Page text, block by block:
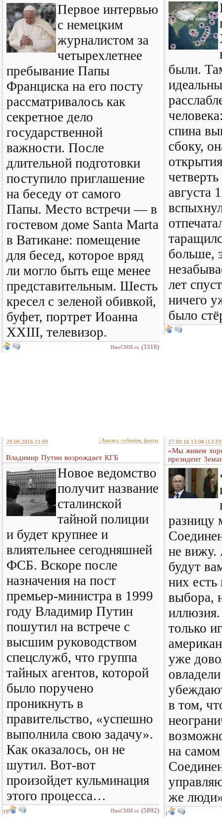
Первое интервью
с немецким
журналистом за
четырехлетнее
пребывание Папы
Франциска на его посту
рассматривалось как
секретное дело
государственной
важности. После
длительной подготовки
поступило приглашение
на беседу от самого
Папы. Место встречи — в
гостевом доме Santa Marta
в Ватикане: помещение
для бесед, которое вряд
ли могло быть еще менее
представительным. Шесть
кресел с зеленой обивкой,
буфет, портрет Иоанна
XXIII, телевизор.
ИноСМИ.ru (3318)
были.
спина
сбоку,
августа
больше,
лет
ничего
было
29.09.2016 11:09 Анализ, события, факты
Владимир Путин возрождает КГБ
Новое ведомство
получит название
сталинской
тайной полиции
и будет крупнее и
влиятельнее сегодняшней
ФСБ. Вскоре после
назначения на пост
премьер-министра в 1999
году Владимир Путин
пошутил на встрече с
высшим руководством
спецслужб, что группа
тайных агентов, которой
было поручено
проникнуть в
правительство, «успешно
выполнила свою задачу».
Как оказалось, он не
шутил. Вот-вот
произойдет кульминация
этого процесса…
18 ИноСМИ.ru (5892)
27.09.16 13:08
«Мы живем
президент
разницу
не
будут
них
выбора,
только
уже
в том,
на самом
же
1